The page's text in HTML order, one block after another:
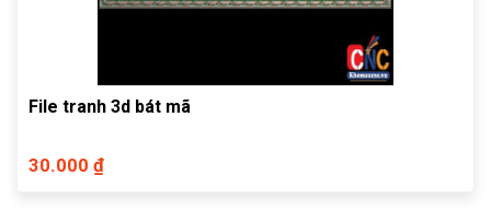
File tranh 3d bát mã
30.000 ₫